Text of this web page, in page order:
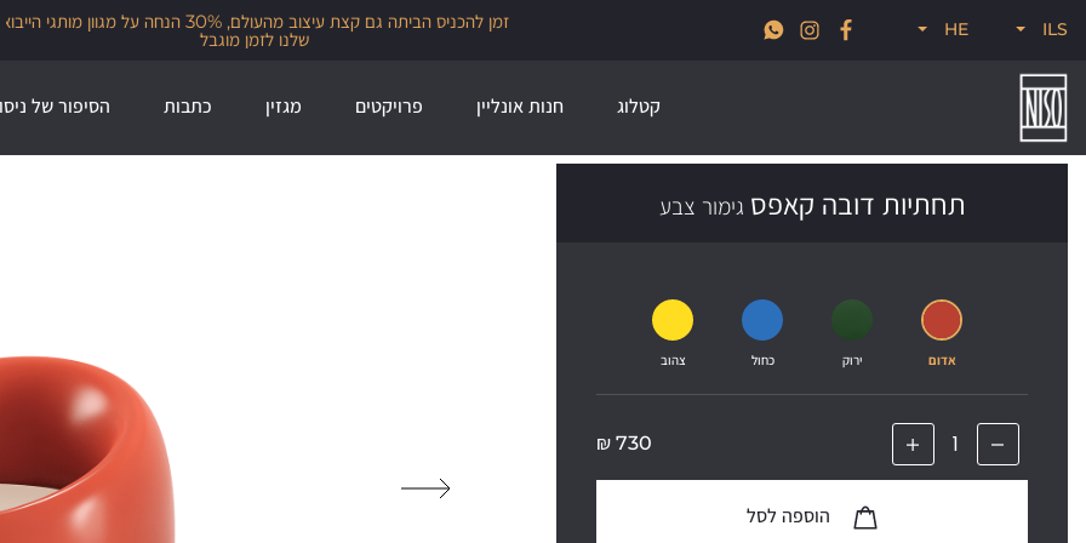
ILS
HE
חדש לקיץ 2026, קולקציות סטרים, פודל, ונודוס זמן להכניס הביתה גם קצת עיצוב מהעולם, 30% הנחה על מגוון מותגי הייבוא
שלנו לזמן מוגבל
קטלוג חנות אונליין פרויקטים מגזין כתבות הסיפור של
תחתיות דובה קאפס גימור צבע
אדום ירוק כחול צהוב
730
₪